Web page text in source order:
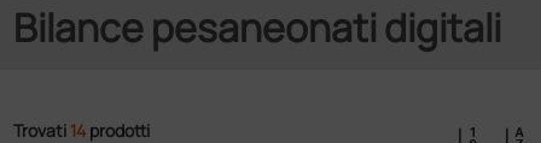
Bilance pesaneonati digitali
Trovati 14 prodotti